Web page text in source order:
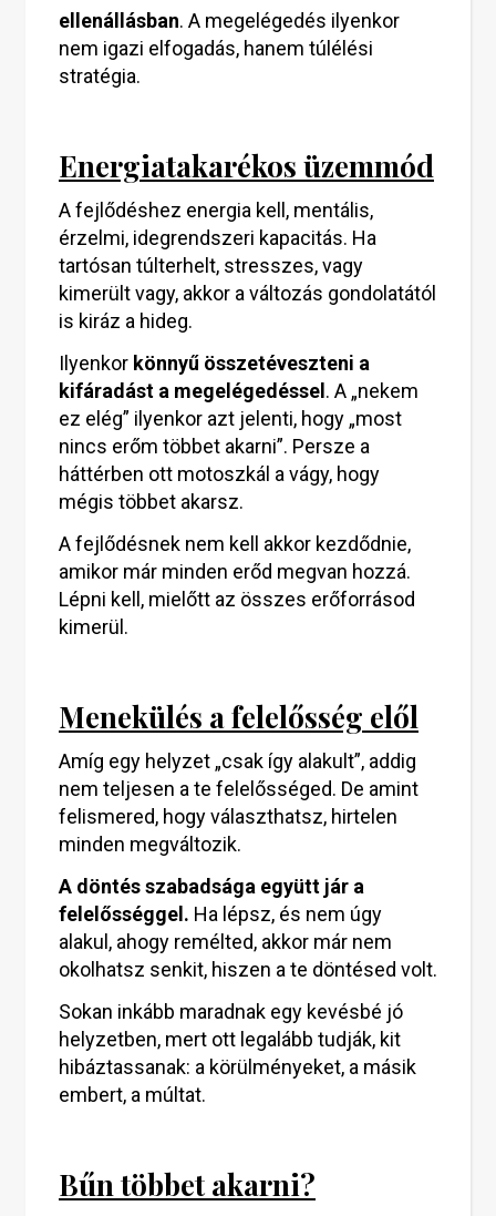
ellenállásban. A megelégedés ilyenkor
nem igazi elfogadás, hanem túlélési
stratégia.
Energiatakarékos üzemmód
A fejlődéshez energia kell, mentális,
érzelmi, idegrendszeri kapacitás. Ha
tartósan túlterhelt, stresszes, vagy
kimerült vagy, akkor a változás gondolatától
is kiráz a hideg.
Ilyenkor könnyű összetéveszteni a
kifáradást a megelégedéssel . A „nekem
ez elég” ilyenkor azt jelenti, hogy „most
nincs erőm többet akarni”. Persze a
háttérben ott motoszkál a vágy, hogy
mégis többet akarsz.
A fejlődésnek nem kell akkor kezdődnie,
amikor már minden erőd megvan hozzá.
Lépni kell, mielőtt az összes erőforrásod
kimerül.
Menekülés a felelősség elől
Amíg egy helyzet „csak így alakult”, addig
nem teljesen a te felelősséged. De amint
felismered, hogy választhatsz, hirtelen
minden megváltozik.
A döntés szabadsága együtt jár a
felelősséggel. Ha lépsz, és nem úgy
alakul, ahogy remélted, akkor már nem
okolhatsz senkit, hiszen a te döntésed volt.
Sokan inkább maradnak egy kevésbé jó
helyzetben, mert ott legalább tudják, kit
hibáztassanak: a körülményeket, a másik
embert, a múltat.
Bűn többet akarni?